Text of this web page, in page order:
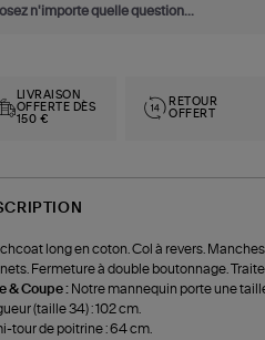
LIVRAISON
OFFERTE DÈS
150 €
RETOUR
OFFERT
long en coton. Col à revers.
Fermeture à double boutonnage.
& Coupe : Notre mannequin porte une
(taille 34) : 102 cm.
tour de poitrine : 64 cm.